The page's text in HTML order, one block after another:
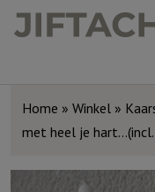
Home » Winkel »
met heel je